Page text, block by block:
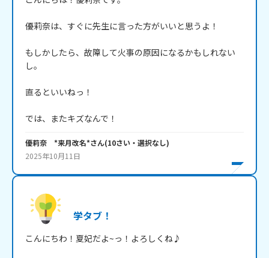
優莉奈は、すぐに先生に言った方がいいと思うよ！
もしかしたら、故障して火事の原因になるかもしれない
し。
直るといいねっ！
では、またキズなんで！
優莉奈 *来月改名*さん(10さい・ 選択なし)
2025年10月11日
学タブ！
こんにちわ！夏妃だよ~っ！よろしくね♪